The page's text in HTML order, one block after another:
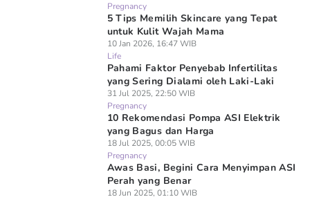
Pregnancy
5 Tips Memilih Skincare yang Tepat
untuk Kulit Wajah Mama
10 Jan 2026, 16:47 WIB
Life
Pahami Faktor Penyebab Infertilitas
yang Sering Dialami oleh Laki-Laki
31 Jul 2025, 22:50 WIB
Pregnancy
10 Rekomendasi Pompa ASI Elektrik
yang Bagus dan Harga
18 Jul 2025, 00:05 WIB
Pregnancy
Awas Basi, Begini Cara Menyimpan ASI
Perah yang Benar
18 Jun 2025, 01:10 WIB